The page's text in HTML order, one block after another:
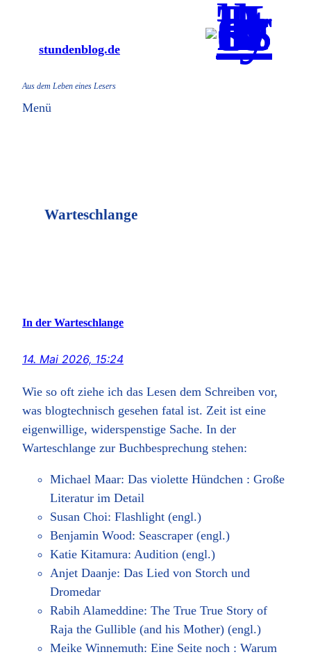
springenstundenblog.de
Aus dem Leben eines Lesers
Menü
Warteschlange
In der Warteschlange
14. Mai 2026, 15:24
Wie so oft ziehe ich das Lesen dem Schreiben vor,
was blogtechnisch gesehen fatal ist. Zeit ist eine
eigenwillige, widerspenstige Sache. In der
Warteschlange zur Buchbesprechung stehen:
Michael Maar: Das violette Hündchen : Große
Literatur im Detail
Susan Choi: Flashlight (engl.)
Benjamin Wood: Seascraper (engl.)
Katie Kitamura: Audition (engl.)
Anjet Daanje: Das Lied von Storch und
Dromedar
Rabih Alameddine: The True True Story of
Raja the Gullible (and his Mother) (engl.)
Meike Winnemuth: Eine Seite noch : Warum